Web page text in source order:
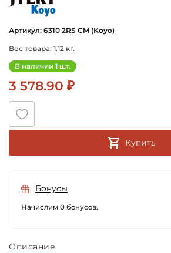
Артикул: 6310 2RS CM (Koyo)
Вес товара: 1.12 кг.
В наличии 1 шт.
3 578.90 ₽
Купить
Бонусы
Начислим 0 бонусов.
Описание